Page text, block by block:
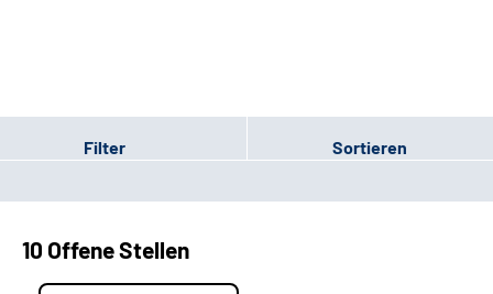
Filter Sortieren
10 Offene Stellen